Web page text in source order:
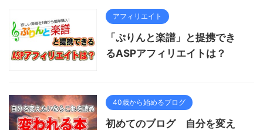
アフィリエイト
「ぷりんと楽譜」と提携でき
るASPアフィリエイトは？
40歳から始めるブログ
初めてのブログ 自分を変え